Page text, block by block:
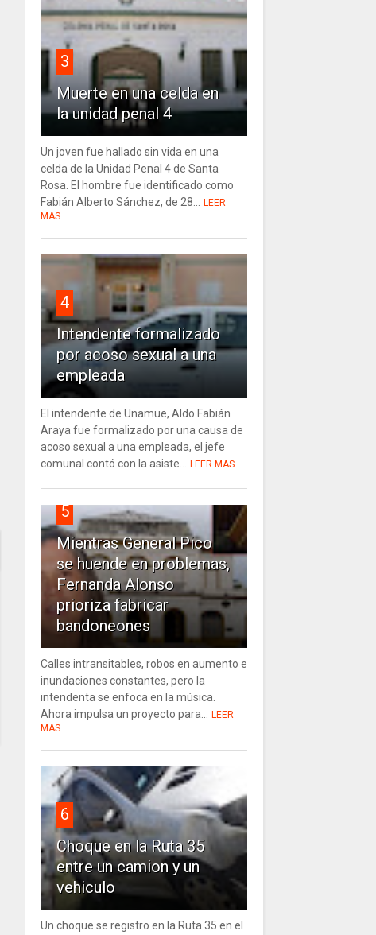
3
Muerte en una celda en
la unidad penal 4
Un joven fue hallado sin vida en una
celda de la Unidad Penal 4 de Santa
Rosa. El hombre fue identificado como
Fabián Alberto Sánchez, de 28... LEER
MAS
4
Intendente formalizado
por acoso sexual a una
empleada
El intendente de Unamue, Aldo Fabián
Araya fue formalizado por una causa de
acoso sexual a una empleada, el jefe
comunal contó con la asiste... LEER MAS
5
Mientras General Pico
se huende en problemas,
Fernanda Alonso
prioriza fabricar
bandoneones
Calles intransitables, robos en aumento e
inundaciones constantes, pero la
intendenta se enfoca en la música.
Ahora impulsa un proyecto para... LEER
MAS
6
Choque en la Ruta 35
entre un camion y un
vehiculo
Un choque se registro en la Ruta 35 en el